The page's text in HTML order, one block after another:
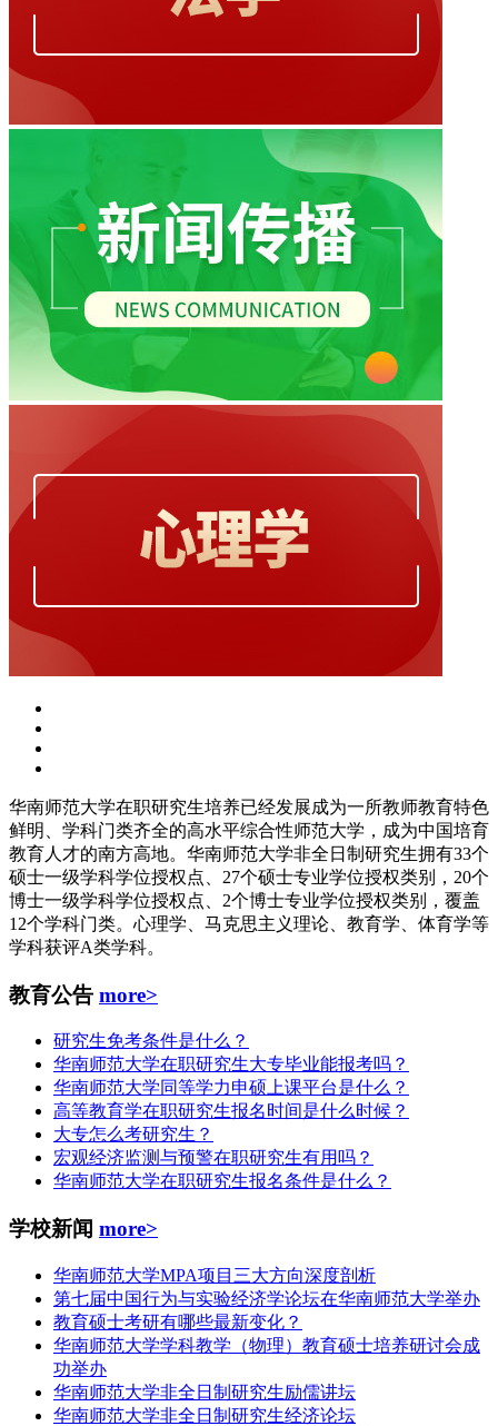
华南师范大学在职研究生培养已经发展成为一所教师教育特色
鲜明、学科门类齐全的高水平综合性师范大学，成为中国培育
教育人才的南方高地。华南师范大学非全日制研究生拥有33个
硕士一级学科学位授权点、27个硕士专业学位授权类别，20个
博士一级学科学位授权点、2个博士专业学位授权类别，覆盖
12个学科门类。心理学、马克思主义理论、教育学、体育学等
学科获评A类学科。
教育公告 more>
研究生免考条件是什么？
华南师范大学在职研究生大专毕业能报考吗？
华南师范大学同等学力申硕上课平台是什么？
高等教育学在职研究生报名时间是什么时候？
大专怎么考研究生？
宏观经济监测与预警在职研究生有用吗？
华南师范大学在职研究生报名条件是什么？
学校新闻 more>
华南师范大学MPA项目三大方向深度剖析
第七届中国行为与实验经济学论坛在华南师范大学举办
教育硕士考研有哪些最新变化？
华南师范大学学科教学（物理）教育硕士培养研讨会成
功举办
华南师范大学非全日制研究生励儒讲坛
华南师范大学非全日制研究生经济论坛